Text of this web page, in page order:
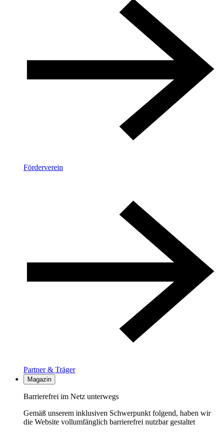
Förderverein
Partner & Träger
Magazin
Barrierefrei im Netz unterwegs
Gemäß unserem inklusiven Schwerpunkt folgend, haben wir
die Website vollumfänglich barrierefrei nutzbar gestaltet